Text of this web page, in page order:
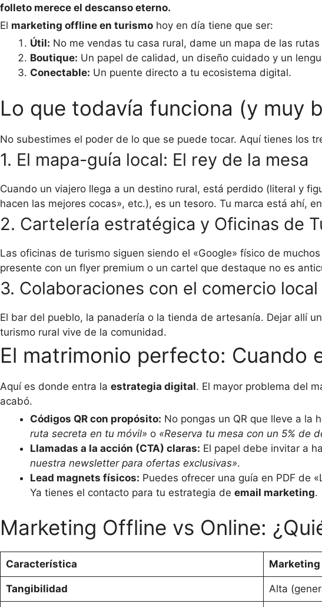
folleto merece el descanso eterno.
El marketing offline en turismo hoy en día tiene que ser:
Útil: No me vendas tu casa rural, dame un mapa de las
Boutique: Un papel de calidad, un diseño cuidado y un
Conectable: Un puente directo a tu ecosistema digital.
Lo que todavía funciona (y muy
No subestimes el poder de lo que se puede tocar. Aquí tienes los
1. El mapa-guía local: El rey de la mesa
Cuando un viajero llega a un destino rural, está perdido (literal y
hacen las mejores cocas», etc.), es un tesoro. Tu marca está ahí,
2. Cartelería estratégica y Oficinas de
Las oficinas de turismo siguen siendo el «Google» físico de
presente con un flyer premium o un cartel que destaque no es
3. Colaboraciones con el comercio local
El bar del pueblo, la panadería o la tienda de artesanía. Dejar allí
turismo rural vive de la comunidad.
El matrimonio perfecto: Cuando
Aquí es donde entra la estrategia digital. El mayor problema del
acabó.
Códigos QR con propósito: No pongas un QR que lleve a la
ruta secreta en tu móvil» o «Reserva tu mesa con un 5% de
Llamadas a la acción (CTA) claras: El papel debe invitar a
nuestra newsletter para ofertas exclusivas».
Lead magnets físicos: Puedes ofrecer una guía en PDF de
Ya tienes el contacto para tu estrategia de email marketing.
Marketing Offline vs Online:
Característica
Tangibilidad Alta